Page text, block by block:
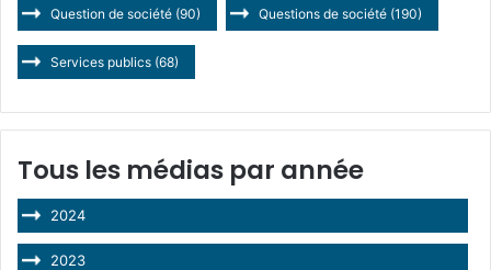
Question de société (90) Questions de société (190)
Services publics (68)
Tous les médias par année
2024
2023